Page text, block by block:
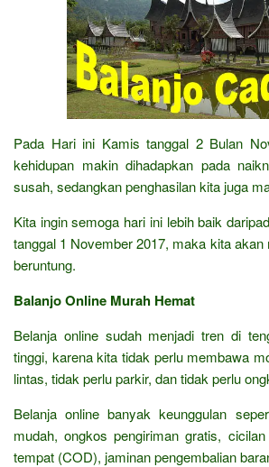
Pada Hari ini Kamis tanggal 2 Bulan
kehidupan makin dihadapkan pada
susah, sedangkan penghasilan kita juga
Kita ingin semoga hari ini lebih baik
tanggal 1 November 2017, maka kita
beruntung.
Balanjo Online Murah Hemat
Belanja online sudah menjadi tren di
tinggi, karena kita tidak perlu membawa
lintas, tidak perlu parkir, dan tidak perlu
Belanja online banyak keunggulan
mudah, ongkos pengiriman gratis,
tempat (COD), jaminan pengembalian